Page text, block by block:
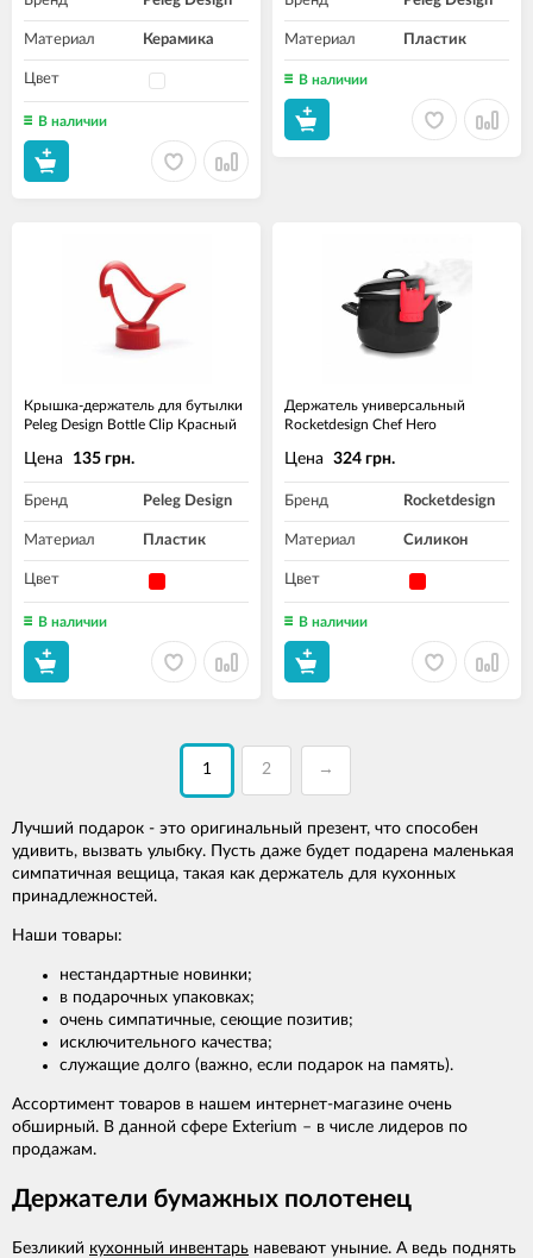
Материал Керамика
Цвет
В наличии
Материал Пластик
В наличии
Крышка-держатель для бутылки
Peleg Design Bottle Clip Красный
Цена 135 грн.
Бренд Peleg Design
Материал Пластик
Цвет
В наличии
Держатель универсальный
Rocketdesign Chef Hero
Цена 324 грн.
Бренд Rocketdesign
Материал Силикон
Цвет
В наличии
1 2 →
Лучший подарок - это оригинальный презент, что способен
удивить, вызвать улыбку. Пусть даже будет подарена маленькая
симпатичная вещица, такая как держатель для кухонных
принадлежностей.
Наши товары:
нестандартные новинки;
в подарочных упаковках;
очень симпатичные, сеющие позитив;
исключительного качества;
служащие долго (важно, если подарок на память).
Ассортимент товаров в нашем интернет-магазине очень
обширный. В данной сфере Exterium – в числе лидеров по
продажам.
Держатели бумажных полотенец
Безликий кухонный инвентарь навевают уныние. А ведь поднять